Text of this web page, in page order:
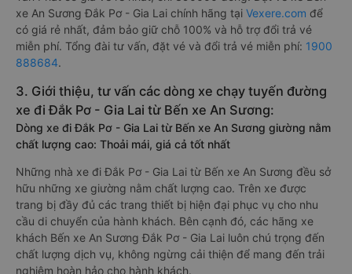
xe An Sương Đắk Pơ - Gia Lai chính hãng tại Vexere.com để
có giá rẻ nhất, đảm bảo giữ chỗ 100% và hỗ trợ đổi trả vé
miễn phí. Tổng đài tư vấn, đặt vé và đổi trả vé miễn phí: 1900
888684.
3. Giới thiệu, tư vấn các dòng xe chạy tuyến đường
xe đi Đắk Pơ - Gia Lai từ Bến xe An Sương:
Dòng xe đi Đắk Pơ - Gia Lai từ Bến xe An Sương giường nằm
chất lượng cao: Thoải mái, giá cả tốt nhất
Những nhà xe đi Đắk Pơ - Gia Lai từ Bến xe An Sương đều sở
hữu những xe giường nằm chất lượng cao. Trên xe được
trang bị đầy đủ các trang thiết bị hiện đại phục vụ cho nhu
cầu di chuyển của hành khách. Bên cạnh đó, các hãng xe
khách Bến xe An Sương Đắk Pơ - Gia Lai luôn chú trọng đến
chất lượng dịch vụ, không ngừng cải thiện để mang đến trải
nghiệm hoàn hảo cho hành khách.